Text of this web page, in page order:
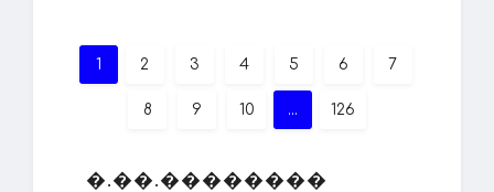
1 2 3 4 5 6 7
8 9 10 ... 126
�.��.��������